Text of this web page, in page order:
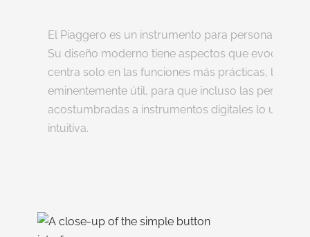
El Piaggero es un instrumento para personas que
Su diseño moderno tiene aspectos que evocan a
centra solo en las funciones más prácticas, lo que
eminentemente útil, para que incluso las personas
acostumbradas a instrumentos digitales lo usen
intuitiva.